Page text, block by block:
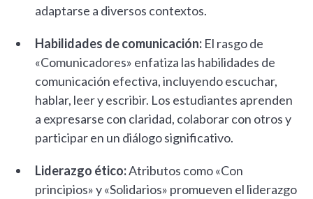
adaptarse a diversos contextos.
Habilidades de comunicación: El rasgo de
«Comunicadores» enfatiza las habilidades de
comunicación efectiva, incluyendo escuchar,
hablar, leer y escribir. Los estudiantes aprenden
a expresarse con claridad, colaborar con otros y
participar en un diálogo significativo.
Liderazgo ético:Atributos como «Con
principios» y «Solidarios» promueven el liderazgo